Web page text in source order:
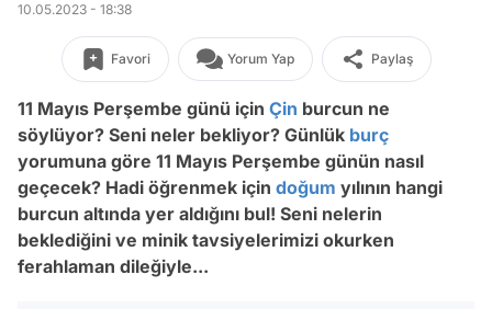
10.05.2023 - 18:38
Favori Yorum Yap Paylaş
11 Mayıs Perşembe günü için Çin burcun ne
söylüyor? Seni neler bekliyor? Günlük burç
yorumuna göre 11 Mayıs Perşembe günün nasıl
geçecek? Hadi öğrenmek için doğum yılının hangi
burcun altında yer aldığını bul! Seni nelerin
beklediğini ve minik tavsiyelerimizi okurken
ferahlaman dileğiyle...